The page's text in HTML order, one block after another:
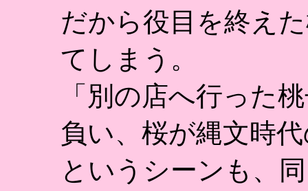
だから役目を終え
てしまう。
「別の店へ行った
負い、桜が縄文時
というシーンも、